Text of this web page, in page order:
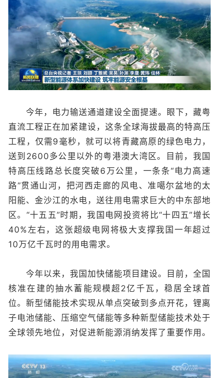
今年，电力输送通道建设全面提速。眼下，藏粤
直流工程正在加紧建设，这条全球海拔最高的特高压
工程，仅需9毫秒，就可以将青藏高原的绿色电力，
送到2600多公里以外的粤港澳大湾区。目前，我国
特高压线路总长度突破6万公里，一条条“电力高速
路”贯通山河，把河西走廊的风电、准噶尔盆地的太
阳能、金沙江的水电，送往用电需求巨大的中东部地
区。“十五五”时期，我国电网投资将比“十四五”增长
40%左右，这张超级电网将极大支撑我国一年超过
10万亿千瓦时的用电需求。
今年以来，我国加快储能项目建设。目前，全国
核准在建的抽水蓄能规模超2亿千瓦，稳居全球首
位。新型储能技术实现从单点突破到多点开花，锂离
子电池储能、压缩空气储能等多种新型储能技术处于
全球领先地位，对促进新能源消纳发挥了重要作用。